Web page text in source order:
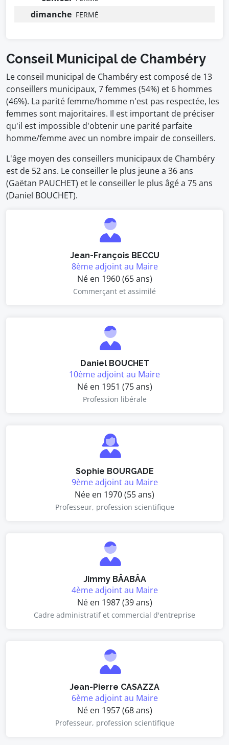
dimanche FERMÉ
Conseil Municipal de Chambéry
Le conseil municipal de Chambéry est composé de 13
conseillers municipaux, 7 femmes (54%) et 6 hommes
(46%). La parité femme/homme n'est pas respectée, les
femmes sont majoritaires. Il est important de préciser
qu'il est impossible d'obtenir une parité parfaite
homme/femme avec un nombre impair de conseillers.
L'âge moyen des conseillers municipaux de Chambéry
est de 52 ans. Le conseiller le plus jeune a 36 ans
(Gaëtan PAUCHET) et le conseiller le plus âgé a 75 ans
(Daniel BOUCHET).
Jean-François BECCU
8ème adjoint au Maire
Né en 1960 (65 ans)
Commerçant et assimilé
Daniel BOUCHET
10ème adjoint au Maire
Né en 1951 (75 ans)
Profession libérale
Sophie BOURGADE
9ème adjoint au Maire
Née en 1970 (55 ans)
Professeur, profession scientifique
Jimmy BÂABÂA
4ème adjoint au Maire
Né en 1987 (39 ans)
Cadre administratif et commercial d'entreprise
Jean-Pierre CASAZZA
6ème adjoint au Maire
Né en 1957 (68 ans)
Professeur, profession scientifique